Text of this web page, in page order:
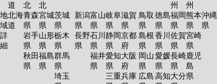
道
北
北
州
州
地
域
詳
細
北海
道
青森
県
岩手
県
秋田
県
宮城
県
山形
県
福島
県
茨城
県
栃木
県
群馬
県
埼玉
新潟
県
長野
県
富山
県
石川
県
福井
県
岐阜
県
静岡
県
愛知
県
三重
滋賀
県
京都
府
大阪
府
兵庫
鳥取
県
島根
県
岡山
県
広島
徳島
県
香川
県
愛媛
県
高知
福岡
県
佐賀
県
長崎
県
大分
熊本
県
宮崎
県
鹿児
島
県
沖縄
県